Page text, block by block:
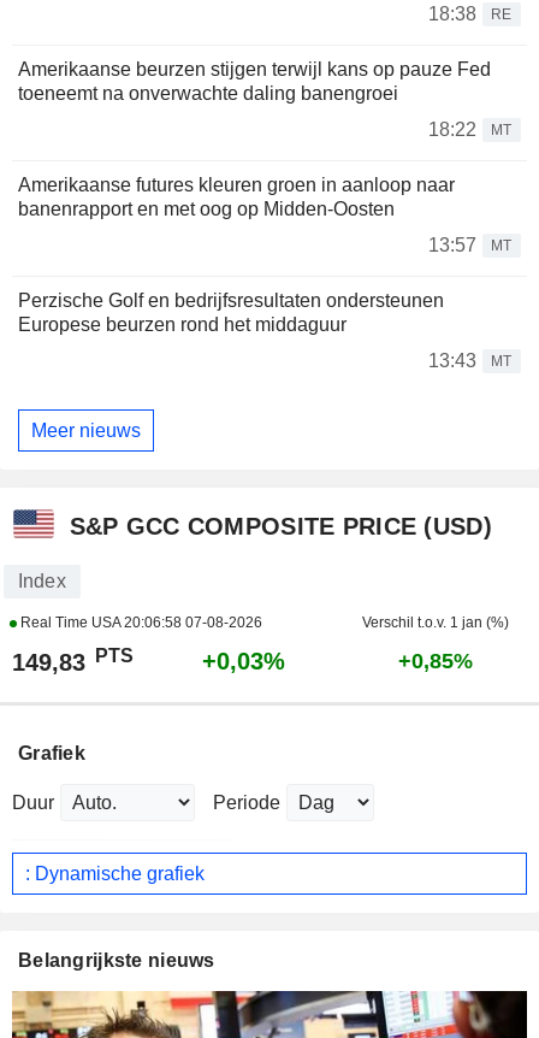
18:38
RE
Amerikaanse beurzen stijgen terwijl kans op pauze Fed
toeneemt na onverwachte daling banengroei
18:22
MT
Amerikaanse futures kleuren groen in aanloop naar
banenrapport en met oog op Midden-Oosten
13:57
MT
Perzische Golf en bedrijfsresultaten ondersteunen
Europese beurzen rond het middaguur
13:43
MT
Meer nieuws
S&P GCC COMPOSITE PRICE (USD)
Index
Real Time USA20:06:58 07-08-2026 Verschil t.o.v. 1 jan (%)
149,83 PTS +0,03% +0,85%
Grafiek
Duur Periode
: Dynamische grafiek
Belangrijkste nieuws